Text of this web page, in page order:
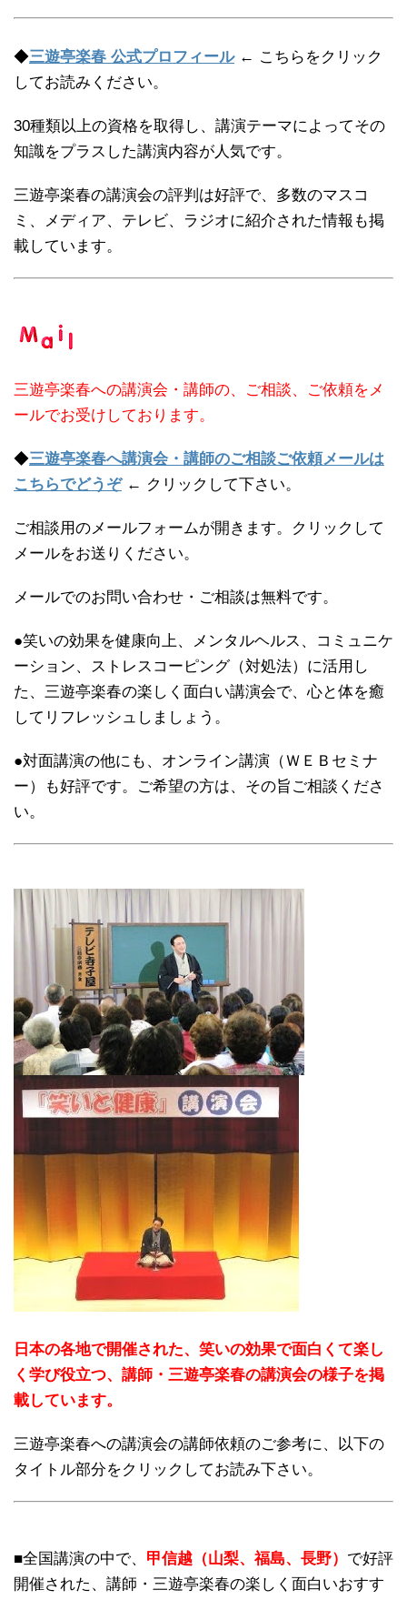
◆三遊亭楽春 公式プロフィール← こちらをクリック
してお読みください。
30種類以上の資格を取得し、講演テーマによってその
知識をプラスした講演内容が人気です。
三遊亭楽春の講演会の評判は好評で、多数のマスコ
ミ、メディア、テレビ、ラジオに紹介された情報も掲
載しています。
三遊亭楽春への講演会・講師の、ご相談、ご依頼をメ
ールでお受けしております。
◆三遊亭楽春へ講演会・講師のご相談ご依頼メールは
こちらでどうぞ← クリックして下さい。
ご相談用のメールフォームが開きます。クリックして
メールをお送りください。
メールでのお問い合わせ・ご相談は無料です。
●笑いの効果を健康向上、メンタルヘルス、コミュニケ
ーション、ストレスコーピング（対処法）に活用し
た、三遊亭楽春の楽しく面白い講演会で、心と体を癒
してリフレッシュしましょう。
●対面講演の他にも、オンライン講演（ＷＥＢセミナ
ー）も好評です。ご希望の方は、その旨ご相談くださ
い。
日本の各地で開催された、笑いの効果で面白くて楽し
く学び役立つ、講師・三遊亭楽春の講演会の様子を掲
載しています。
三遊亭楽春への講演会の講師依頼のご参考に、以下の
タイトル部分をクリックしてお読み下さい。
■全国講演の中で、 甲信越（山梨、福島、長野） で好評
開催された、講師・三遊亭楽春の楽しく面白いおすす